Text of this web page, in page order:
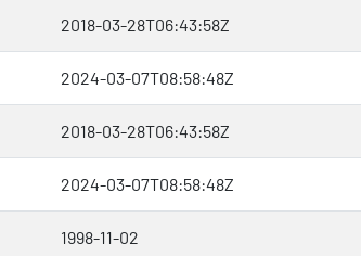
2018-03-28T06:43:58Z
2024-03-07T08:58:48Z
2018-03-28T06:43:58Z
2024-03-07T08:58:48Z
1998-11-02